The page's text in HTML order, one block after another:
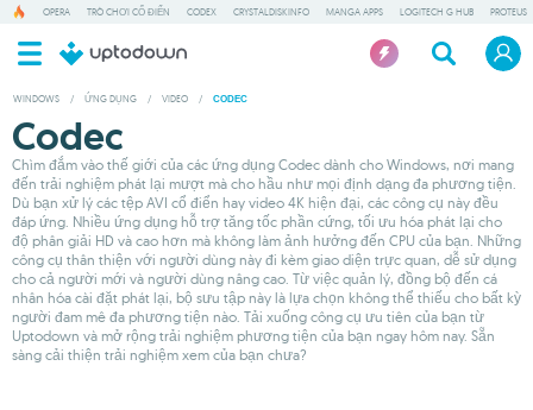
OPERA TRÒ CHƠI CỔ ĐIỂN CODEX CRYSTALDISKINFO MANGA APPS LOGITECH G HUB PROTEUS
WINDOWS / ỨNG DỤNG / VIDEO / CODEC
Codec
Chìm đắm vào thế giới của các ứng dụng Codec dành cho Windows, nơi mang
đến trải nghiệm phát lại mượt mà cho hầu như mọi định dạng đa phương tiện.
Dù bạn xử lý các tệp AVI cổ điển hay video 4K hiện đại, các công cụ này đều
đáp ứng. Nhiều ứng dụng hỗ trợ tăng tốc phần cứng, tối ưu hóa phát lại cho
độ phân giải HD và cao hơn mà không làm ảnh hưởng đến CPU của bạn. Những
công cụ thân thiện với người dùng này đi kèm giao diện trực quan, dễ sử dụng
cho cả người mới và người dùng nâng cao. Từ việc quản lý, đồng bộ đến cá
nhân hóa cài đặt phát lại, bộ sưu tập này là lựa chọn không thể thiếu cho bất kỳ
người đam mê đa phương tiện nào. Tải xuống công cụ ưu tiên của bạn từ
Uptodown và mở rộng trải nghiệm phương tiện của bạn ngay hôm nay. Sẵn
sàng cải thiện trải nghiệm xem của bạn chưa?